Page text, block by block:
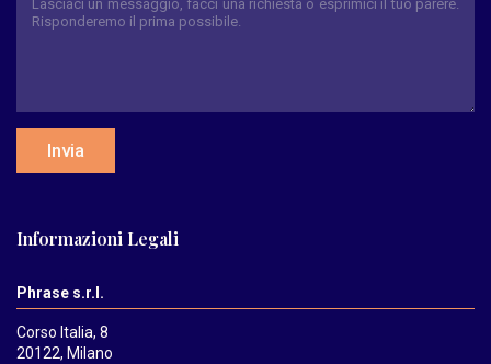
Invia
Informazioni Legali
Phrase s.r.l.
Corso Italia, 8
20122, Milano